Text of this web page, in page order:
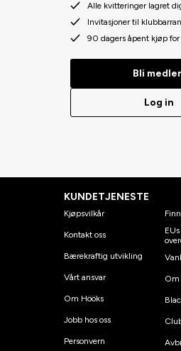
Alle kvitteringer lagret
Invitasjoner til
90 dagers åpent kjøp
Bli
Log in
KUNDETJENESTE
Kjøpsvilkår
Kontakt oss
Bærekraftig utvikling
Vårt ansvar
Om Hööks
Jobb hos oss
Personvern
Om